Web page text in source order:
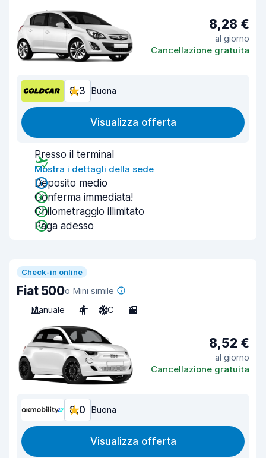
8,28 €
al giorno
Cancellazione gratuita
8,3 Buona
Visualizza offerta
Presso il terminal
Mostra i dettagli della sede
Deposito medio
Conferma immediata!
Chilometraggio illimitato
Paga adesso
Check-in online
Fiat 500o Mini simile
Manuale
4 A/C 3
8,52 €
al giorno
Cancellazione gratuita
8,0 Buona
Visualizza offerta